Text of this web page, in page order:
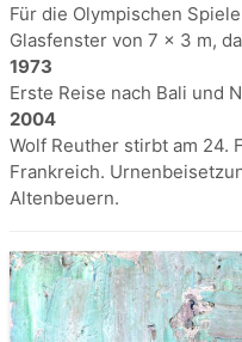
Für die Olympischen
Glasfenster von 7 x 3 m,
1973
Erste Reise nach Bali und
2004
Wolf Reuther stirbt am 24.
Frankreich.
Altenbeuern.